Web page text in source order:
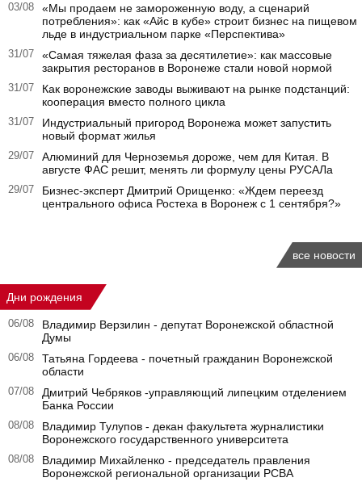
03/08
«Мы продаем не замороженную воду, а сценарий
потребления»: как «Айс в кубе» строит бизнес на пищевом
льде в индустриальном парке «Перспектива»
31/07
«Самая тяжелая фаза за десятилетие»: как массовые
закрытия ресторанов в Воронеже стали новой нормой
31/07
Как воронежские заводы выживают на рынке подстанций:
кооперация вместо полного цикла
31/07
Индустриальный пригород Воронежа может запустить
новый формат жилья
29/07
Алюминий для Черноземья дороже, чем для Китая. В
августе ФАС решит, менять ли формулу цены РУСАЛа
29/07
Бизнес-эксперт Дмитрий Орищенко: «Ждем переезд
центрального офиса Ростеха в Воронеж с 1 сентября?»
все новости
Дни рождения
06/08
Владимир Верзилин - депутат Воронежской областной
Думы
06/08
Татьяна Гордеева - почетный гражданин Воронежской
области
07/08
Дмитрий Чебряков -управляющий липецким отделением
Банка России
08/08
Владимир Тулупов - декан факультета журналистики
Воронежского государственного университета
08/08
Владимир Михайленко - председатель правления
Воронежской региональной организации РСВА